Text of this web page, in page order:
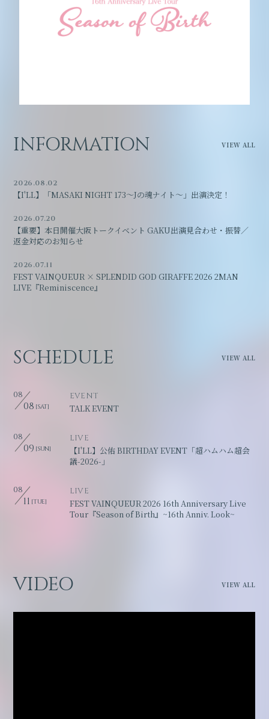
INFORMATION VIEW ALL
2026.08.02
【I'LL】「MASAKI NIGHT 173～Jの魂ナイト～」出演決定！
2026.07.20
【重要】本日開催大阪トークイベント GAKU出演見合わせ・振替／
返金対応のお知らせ
2026.07.11
FEST VAINQUEUR × SPLENDID GOD GIRAFFE 2026 2MAN
LIVE『Reminiscence』
SCHEDULE VIEW ALL
08
08 [SAT]
EVENT
TALK EVENT
08
09 [SUN]
LIVE
【I'LL】公佑 BIRTHDAY EVENT「超ハムハム超会
議-2026-」
08
11 [TUE]
LIVE
FEST VAINQUEUR 2026 16th Anniversary Live
Tour『Season of Birth』~16th Anniv. Look~
VIDEO VIEW ALL